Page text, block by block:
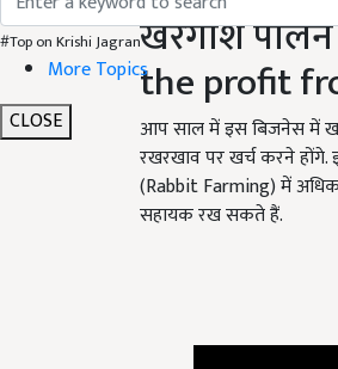
#Top on Krishi Jagran
More Topics
CLOSE
खरगोश
the profit
आप साल में इस बिजनेस में
रखरखाव पर खर्च करने
(Rabbit Farming) में
सहायक रख सकते हैं.